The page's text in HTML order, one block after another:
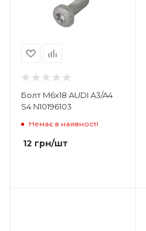
Болт M6x18 AUDI A3/A4
S4 N10196103
Немає в наявності
12 грн/шт